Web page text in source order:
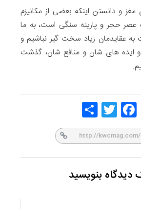
و دانستن اینکه بعضی از مکانیزم
عصر حجر و پارینه سنگی است، به ما
عقایدمان زیاد سخت گیر نباشیم و
ایده های شان و منافع شان، گذشت
Face
Twitt
دیدگاه بنویسید